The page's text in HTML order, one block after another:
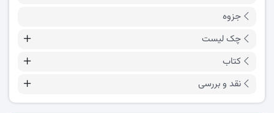
جزوه
چک لیست
کتاب
نقد و بررسی